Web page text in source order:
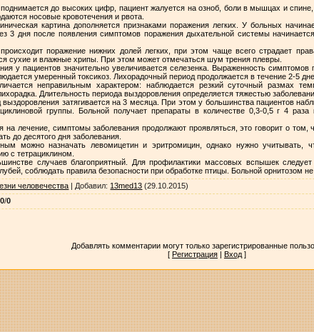
поднимается до высоких цифр, пациент жалуется на озноб, боли в мышцах и
носовые кровотечения и рвота.
картина дополняется признаками поражения легких. У больных
3 дня после появления симптомов поражения дыхательной системы
поражение нижних долей легких, при этом чаще всего страдает
сухие и влажные хрипы. При этом может отмечаться шум трения плевры.
у пациентов значительно увеличивается селезенка. Выраженность
умеренный токсикоз. Лихорадочный период продолжается в течение 2-5
неправильным характером: наблюдается резкий суточный размах
Длительность периода выздоровления определяется тяжестью
затягивается на 3 месяца. При этом у большинства пациентов
группы. Больной получает препараты в количестве 0,3-0,5 г 4
на лечение, симптомы заболевания продолжают проявляться, это говорит о том,
до десятого дня заболевания.
можно назначать левомицетин и эритромицин, однако нужно учитывать,
с тетрациклином.
случаев благоприятный. Для профилактики массовых вспышек
соблюдать правила безопасности при обработке птицы. Больной орнитозом
человечества | Добавил: 13med13 (29.10.2015)
/0
Добавлять комментарии могут только зарегистрированные
[ Регистрация| Вход]